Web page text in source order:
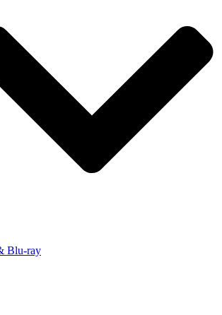
Blu-ray